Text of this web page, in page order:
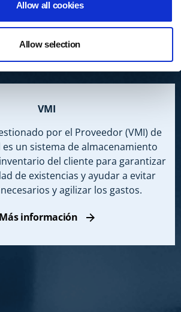
Allow all cookies
Allow selection
VMI
por el Proveedor (VMI) de
es un sistema de almacenamiento
del cliente para garantizar
de existencias y ayudar a evitar
y agilizar los gastos.
Más información